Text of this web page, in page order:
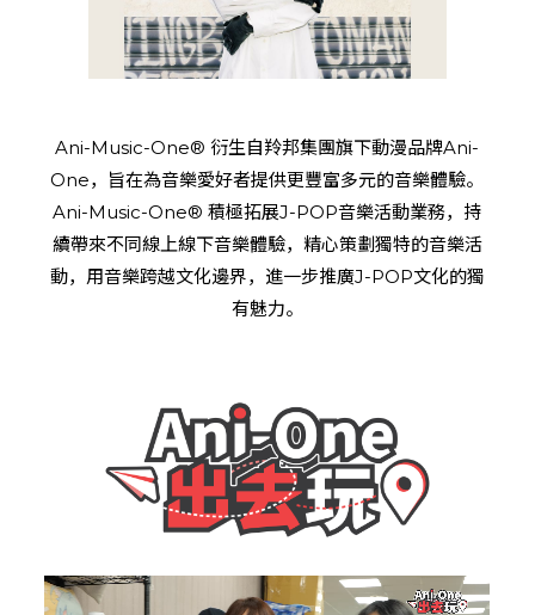
Ani-Music-One® 衍生自羚邦集團旗下動漫品牌Ani-
One，旨在為音樂愛好者提供更豐富多元的音樂體驗。
Ani-Music-One® 積極拓展J-POP音樂活動業務，持
續帶來不同線上線下音樂體驗，精心策劃獨特的音樂活
動，用音樂跨越文化邊界，進一步推廣J-POP文化的獨
有魅力。